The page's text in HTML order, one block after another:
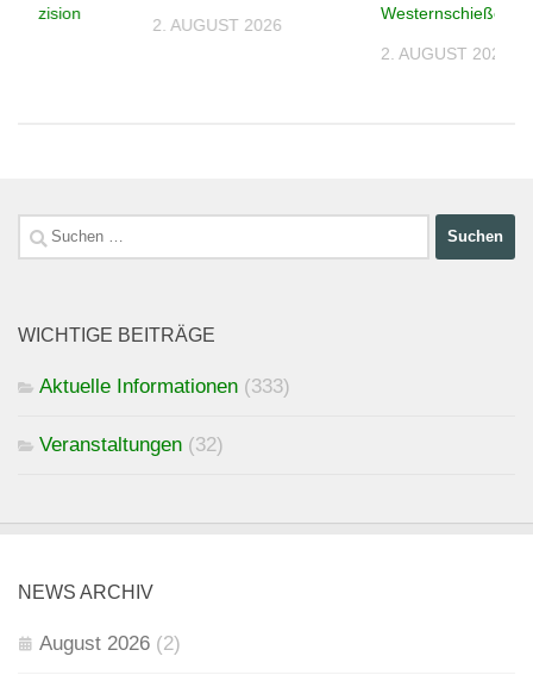
2. AUGUST 2026
Westernschießen
2. AUGUST 2026
Präzision
Suchen
nach:
WICHTIGE BEITRÄGE
Aktuelle Informationen (333)
Veranstaltungen (32)
NEWS ARCHIV
August 2026 (2)